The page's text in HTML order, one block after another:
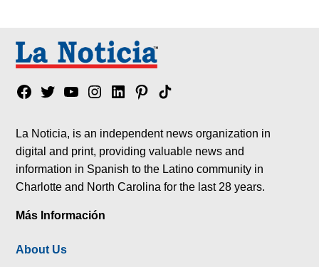
Facebook
TwitterYouTubeInstagram
LinkedinPinterest
Tik
La Noticia, is an independent news organization in
digital and print, providing valuable news and
information in Spanish to the Latino community in
Charlotte and North Carolina for the last 28 years.
Más Información
About Us